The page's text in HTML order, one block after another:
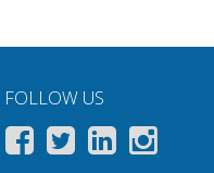
FOLLOW US